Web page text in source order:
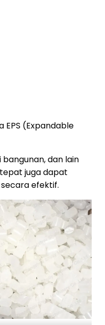
(Expandable
dan lain
juga dapat
efektif.